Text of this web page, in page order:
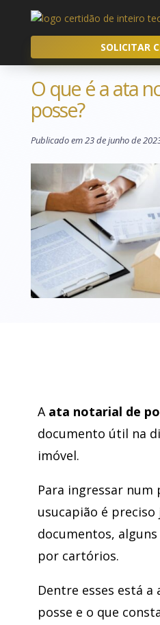
SOLICITAR
O que é a ata
posse?
Publicado em 23 de junho de
A ata notarial de
documento útil na
imóvel.
Para ingressar num
usucapião é
documentos,
por cartórios.
Dentre esses está
posse e o que